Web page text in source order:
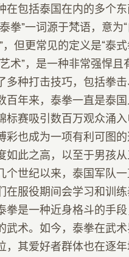
伴
在包括泰国在内的多个
拳”一词源于梵语，意为
，但更常见的定义是“泰
术”，是一种非常强悍且
多种打击技巧，包括拳
百年来，泰拳一直是泰
标赛吸引数百万观众涌
彩也成为一项有利可图
如此之高，以至于男孩
个世纪以来，泰国军队
在服役期间会学习和训
拳是一种近身格斗的手
武术。如今，泰拳在武
，其爱好者群体也在逐